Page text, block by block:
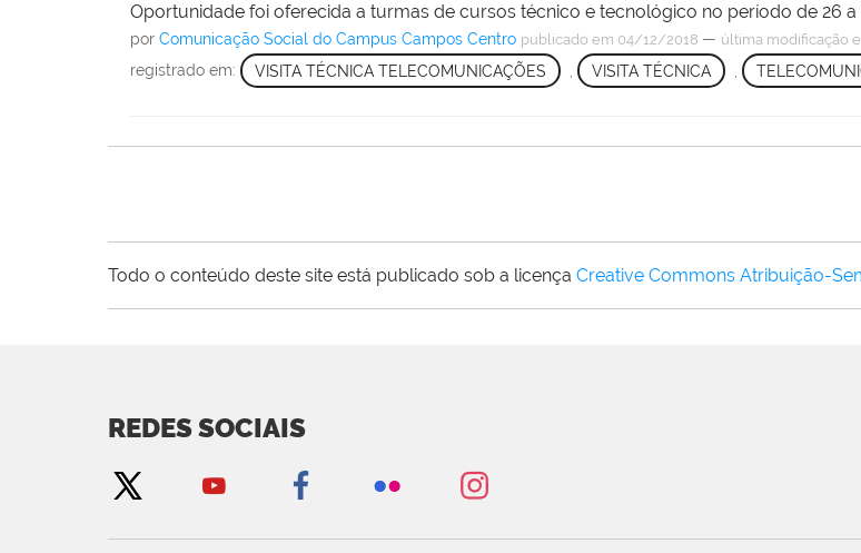
Oportunidade foi oferecida a turmas de cursos técnico e tecnológico no período de 26 a
porComunicação Social do Campus Campos Centro publicado em 04/12/2018 — última modificação
registrado em: VISITA TÉCNICA TELECOMUNICAÇÕES VISITA TÉCNICA
Todo o conteúdo deste site está publicado sob a licença Creative Commons Atribuição-
REDES SOCIAIS